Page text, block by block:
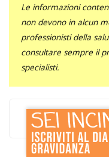
Le informazioni
non devono in alcun
professionisti della
consultare sempre il
specialisti.